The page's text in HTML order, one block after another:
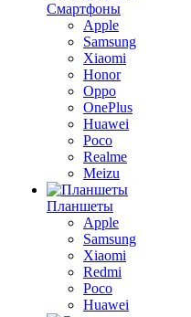
Смартфоны
Apple
Samsung
Xiaomi
Honor
Oppo
OnePlus
Huawei
Poco
Realme
Meizu
Планшеты
Apple
Samsung
Xiaomi
Redmi
Poco
Huawei